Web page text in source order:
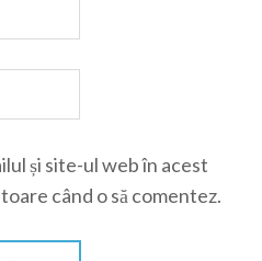
și site-ul web în acest
când o să comentez.